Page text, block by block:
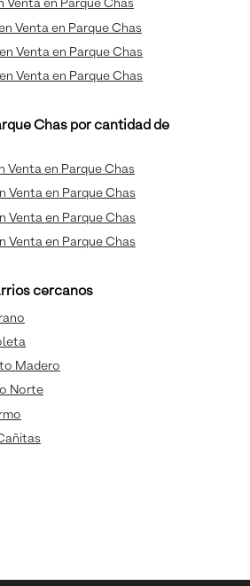
Venta en Parque Chas
Venta en Parque Chas
Venta en Parque Chas
Venta en Parque Chas
Chas por cantidad de
Venta en Parque Chas
Venta en Parque Chas
Venta en Parque Chas
Venta en Parque Chas
cercanos
Madero
Norte